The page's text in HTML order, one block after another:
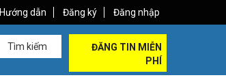
Hướng dẫn Đăng ký Đăng nhập
Tìm kiếm
ĐĂNG TIN MIỄN
PHÍ